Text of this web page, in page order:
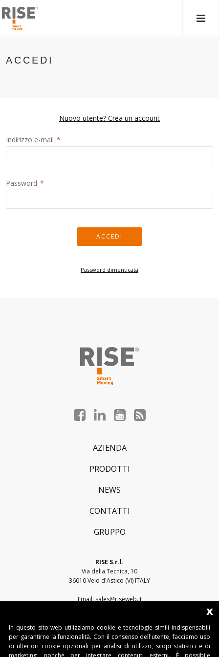
ACCEDI
Nuovo utente? Crea un account
Indirizzo e-mail *
Password *
ACCEDI
INVIO IN CORSO...
Password dimenticata
FacebookLinkedInYouTubeBlog
AZIENDA
PRODOTTI
NEWS
CONTATTI
GRUPPO
RISE S.r.l.
Via della Tecnica, 10
36010 Velo d'Astico (VI) ITALY
Email: sales@riseweb.it
x
In questo sito web utilizziamo cookie e tecnologie simili indispensabili
per garantirne la funzionalità. Con il consenso dell'utente, facciamo uso
di ulteriori cookie opzionali per analisi di utilizzo, scopi statistici e di
marketing, nonché per integrare contenuti esterni. È possibile